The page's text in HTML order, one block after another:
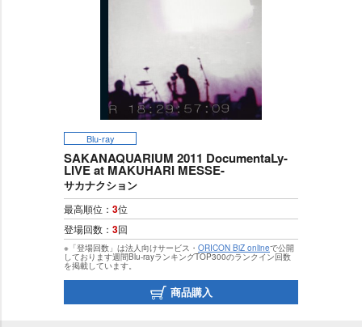
Blu-ray
SAKANAQUARIUM 2011 DocumentaLy-
LIVE at MAKUHARI MESSE-
サカナクション
最高順位： 3位
登場回数： 3回
※「登場回数」は法人向けサービス・ ORICON BiZ onlineで公開
しております週間Blu-rayランキングTOP300のランクイン回数
を掲載しています。
商品購入